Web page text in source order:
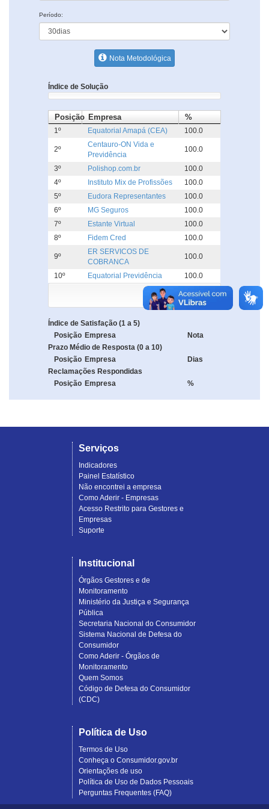
Período:
Nota Metodológica
Índice de Solução
Posição Empresa %
1º Equatorial Amapá (CEA) 100.0
2º
Centauro-ON Vida e
Previdência
100.0
3º Polishop.com.br
100.0
4º
Instituto Mix de Profissões
100.0
5º
Eudora Representantes
100.0
6º
MG Seguros
100.0
7º
Estante Virtual
100.0
8º
Fidem Cred 100.0
9º
ER SERVICOS DE
COBRANCA
100.0
10º Equatorial Previdência 100.0
Índice de Satisfação (1 a 5)
Posição Empresa
Nota
Prazo Médio de Resposta (0 a 10)
Posição Empresa
Dias
Reclamações Respondidas
Posição Empresa %
Serviços
Indicadores
Painel Estatístico
Não encontrei a empresa
Como Aderir - Empresas
Acesso Restrito para Gestores e
Empresas
Suporte
Institucional
Órgãos Gestores e de
Monitoramento
Ministério da Justiça e Segurança
Pública
Secretaria Nacional do Consumidor
Sistema Nacional de Defesa do
Consumidor
Como Aderir - Órgãos de
Monitoramento
Quem Somos
Código de Defesa do Consumidor
(CDC)
Política de Uso
Termos de Uso
Conheça o Consumidor.gov.br
Orientações de uso
Política de Uso de Dados Pessoais
Perguntas Frequentes (FAQ)